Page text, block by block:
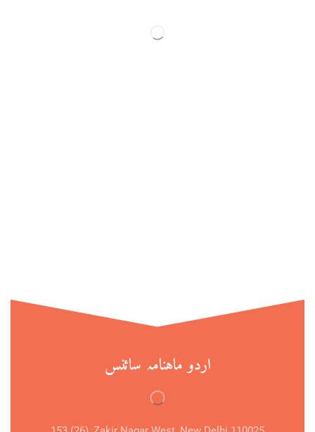
اردو ماہنامہ سائنس